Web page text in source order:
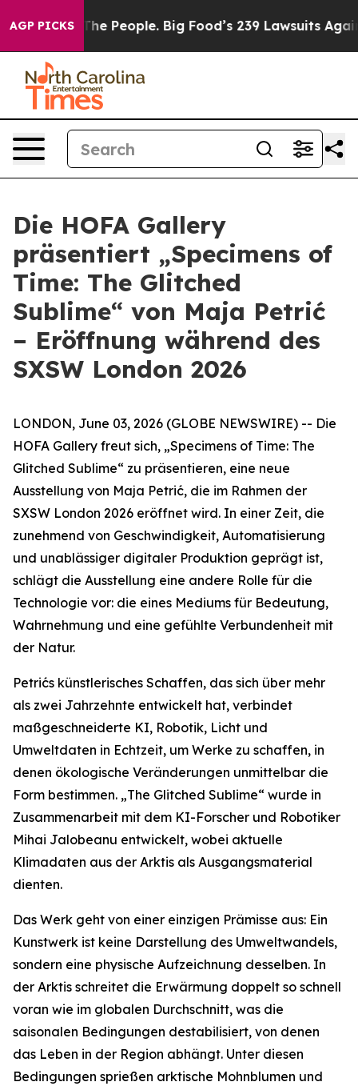
AGP PICKS
vs. The People. Big Food’s 239 Lawsuits
Die HOFA Gallery
präsentiert „Specimens of
Time: The Glitched
Sublime“ von Maja Petrić
– Eröffnung während des
SXSW London 2026
LONDON, June 03, 2026 (GLOBE NEWSWIRE) -- Die
HOFA Gallery freut sich, „Specimens of Time: The
Glitched Sublime“ zu präsentieren, eine neue
Ausstellung von Maja Petrić, die im Rahmen der
SXSW London 2026 eröffnet wird. In einer Zeit, die
zunehmend von Geschwindigkeit, Automatisierung
und unablässiger digitaler Produktion geprägt ist,
schlägt die Ausstellung eine andere Rolle für die
Technologie vor: die eines Mediums für Bedeutung,
Wahrnehmung und eine gefühlte Verbundenheit mit
der Natur.
Petrićs künstlerisches Schaffen, das sich über mehr
als zwei Jahrzehnte entwickelt hat, verbindet
maßgeschneiderte KI, Robotik, Licht und
Umweltdaten in Echtzeit, um Werke zu schaffen, in
denen ökologische Veränderungen unmittelbar die
Form bestimmen. „The Glitched Sublime“ wurde in
Zusammenarbeit mit dem KI-Forscher und Robotiker
Mihai Jalobeanu entwickelt, wobei aktuelle
Klimadaten aus der Arktis als Ausgangsmaterial
dienten.
Das Werk geht von einer einzigen Prämisse aus: Ein
Kunstwerk ist keine Darstellung des Umweltwandels,
sondern eine physische Aufzeichnung desselben. In
der Arktis schreitet die Erwärmung doppelt so schnell
voran wie im globalen Durchschnitt, was die
saisonalen Bedingungen destabilisiert, von denen
das Leben in der Region abhängt. Unter diesen
Bedingungen sprießen arktische Mohnblumen und